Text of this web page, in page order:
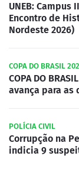
UNEB: Campus
Encontro de
Nordeste 2026)
COPA DO BRASIL
COPA DO
avança para as
POLÍCIA CIVIL
Corrupção na
indicia 9